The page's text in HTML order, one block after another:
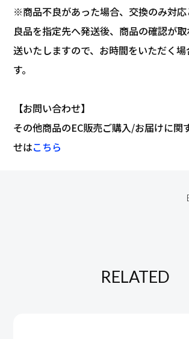
※商品不良があった場合、交換のみ対応
良品を指定先へ発送後、商品の確認が
送いたしますので、お時間をいただく
す。
【お問い合わせ】
その他商品のEC販売ご購入/お届けに関
せはこちら
RELATED